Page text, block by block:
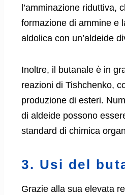
l’amminazione riduttiva,
formazione di ammine e
aldolica con un’aldeide
Inoltre, il butanale è in
reazioni di Tishchenko,
produzione di esteri.
di aldeide possono
standard di chimica
3. Usi del
Grazie alla sua elevata